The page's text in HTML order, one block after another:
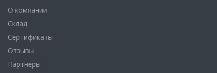
О компании
Склад
Сертификаты
Отзывы
Партнеры